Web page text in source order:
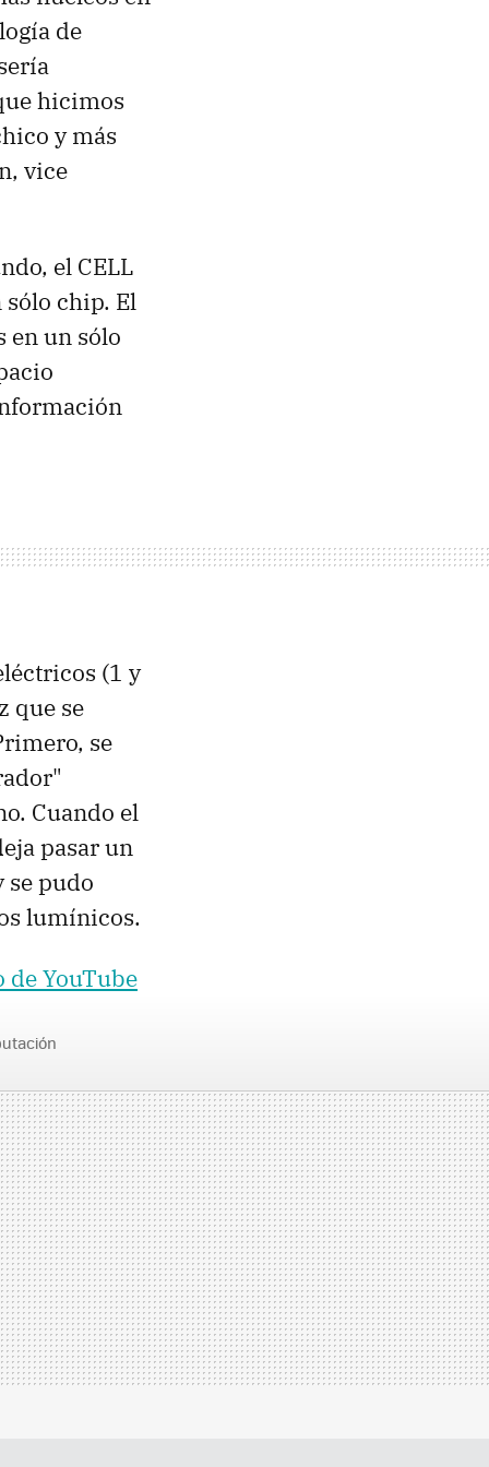
de
hicimos
y más
vice
el CELL
sólo chip. El
en un sólo
(1 y
que se
se
Cuando el
pasar un
se pudo
lumínicos.
de YouTube